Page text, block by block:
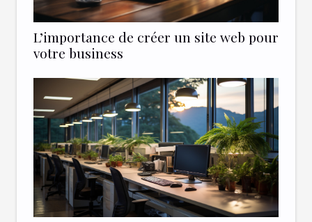
L’importance de créer un site web pour
votre business